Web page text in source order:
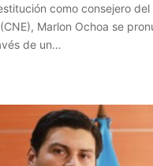
como consejero del
Marlon Ochoa se
de un…